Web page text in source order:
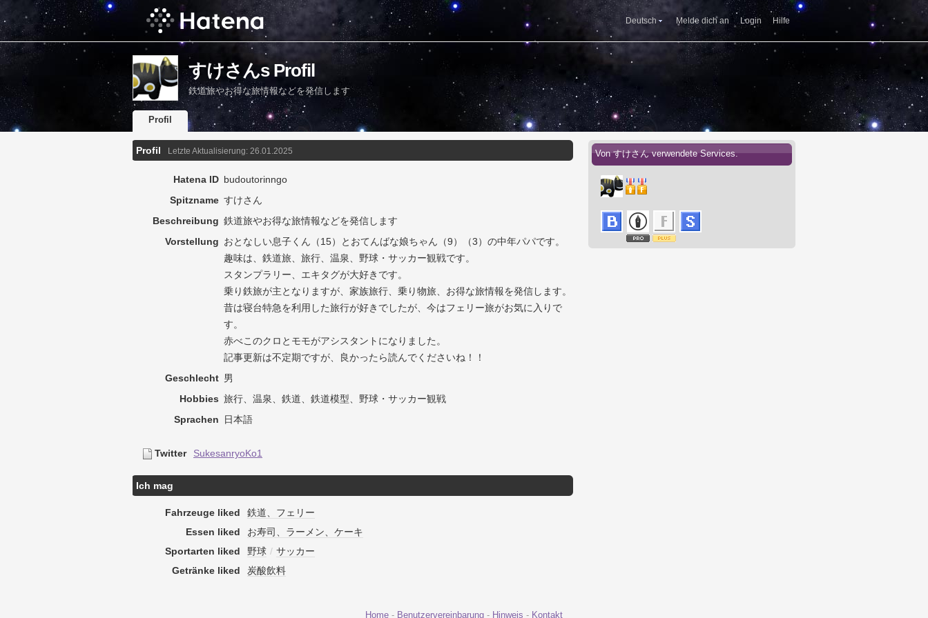
Deutsch Melde dich an Login Hilfe
すけさんs Profil
鉄道旅やお得な旅情報などを発信します
Profil
Profil Letzte Aktualisierung: 26.01.2025
Hatena ID budoutorinngo
Spitzname すけさん
Beschreibung 鉄道旅やお得な旅情報などを発信します
Vorstellung おとなしい息子くん（15）とおてんばな娘ちゃん（9）（3）の中年パパです。
趣味は、鉄道旅、旅行、温泉、野球・サッカー観戦です。
スタンプラリー、エキタグが大好きです。
乗り鉄旅が主となりますが、家族旅行、乗り物旅、お得な旅情報を発信します。
昔は寝台特急を利用した旅行が好きでしたが、今はフェリー旅がお気に入りで
す。
赤べこのクロとモモがアシスタントになりました。
記事更新は不定期ですが、良かったら読んでくださいね！！
Geschlecht 男
Hobbies 旅行、温泉、鉄道、鉄道模型、野球・サッカー観戦
Sprachen
日本語
Twitter SukesanryoKo1
Ich mag
Fahrzeuge liked
鉄道、フェリー
Essen liked
お寿司、ラーメン、ケーキ
Sportarten liked
野球 / サッカー
Getränke liked
炭酸飲料
Von すけさん verwendete Services.
Home - Benutzervereinbarung - Hinweis - Kontakt